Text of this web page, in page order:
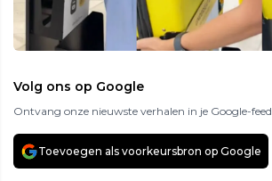
Volg ons op Google
Ontvang onze nieuwste verhalen in je Google-feed
Toevoegen als voorkeursbron op Google